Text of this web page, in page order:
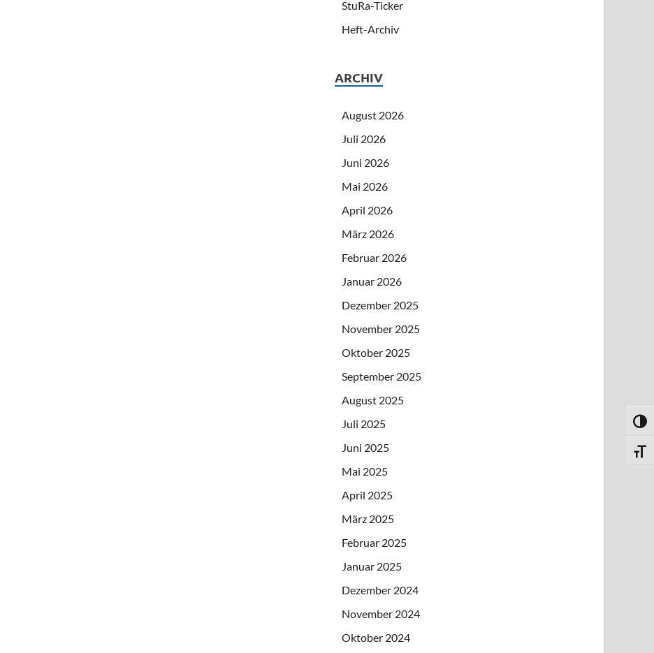
StuRa-Ticker
Heft-Archiv
ARCHIV
August 2026
Juli 2026
Juni 2026
Mai 2026
April 2026
März 2026
Februar 2026
Januar 2026
Dezember 2025
November 2025
Oktober 2025
September 2025
August 2025
Juli 2025
Juni 2025
Mai 2025
April 2025
März 2025
Februar 2025
Januar 2025
Dezember 2024
November 2024
Oktober 2024